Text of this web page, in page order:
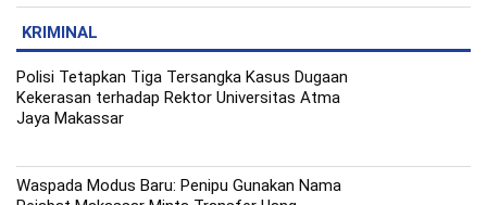
KRIMINAL
Polisi Tetapkan Tiga Tersangka Kasus Dugaan
Kekerasan terhadap Rektor Universitas Atma
Jaya Makassar
Waspada Modus Baru: Penipu Gunakan Nama